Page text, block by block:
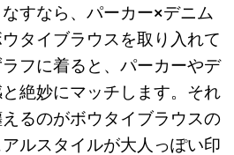
すなら、パーカー×デニム
タイブラウスを取り入れて
フに着ると、パーカーやデ
絶妙にマッチします。それ
るのがボウタイブラウスの
ルスタイルが大人っぽい印